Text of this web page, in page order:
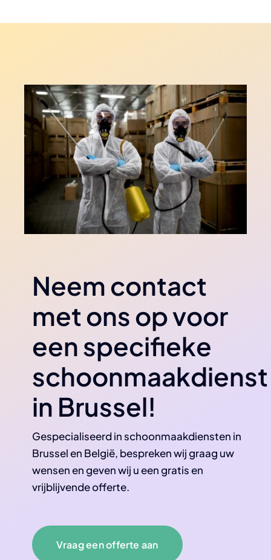
Neem contact
met ons op voor
een specifieke
schoonmaakdienst
in Brussel!
Gespecialiseerd in schoonmaakdiensten in
Brussel en België, bespreken wij graag uw
wensen en geven wij u een gratis en
vrijblijvende offerte.
Vraag een offerte aan